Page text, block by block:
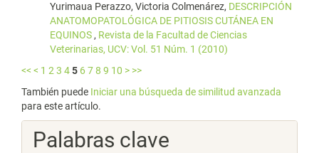
Yurimaua Perazzo, Victoria Colmenárez, DESCRIPCIÓN
ANATOMOPATOLÓGICA DE PITIOSIS CUTÁNEA EN
EQUINOS , Revista de la Facultad de Ciencias
Veterinarias, UCV: Vol. 51 Núm. 1 (2010)
<< < 1 2 3 45 678 9 10 > >>
También puede Iniciar una búsqueda de similitud avanzada
para este artículo.
Palabras clave